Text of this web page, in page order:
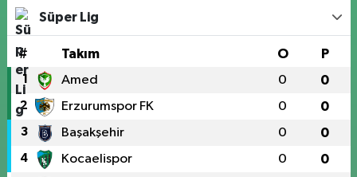
Süper Lig
# Takım O P
1 Amed 0 0
2 Erzurumspor FK 0 0
3 Başakşehir 0 0
4 Kocaelispor 0 0